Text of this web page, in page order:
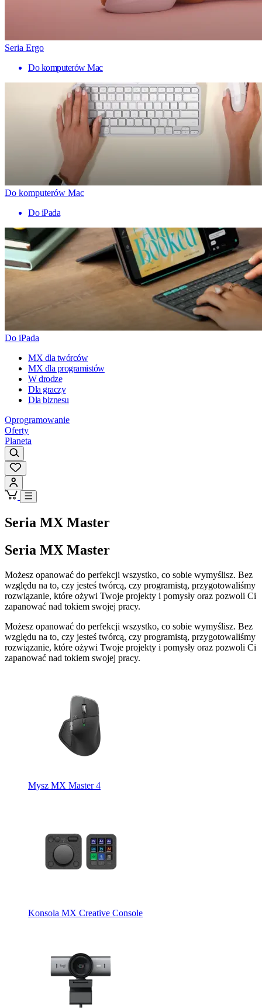
Seria Ergo
Do komputerów Mac
Do komputerów Mac
Do iPada
Do iPada
MX dla twórców
MX dla programistów
W drodze
Dla graczy
Dla biznesu
Oprogramowanie
Oferty
Planeta
Seria MX Master
Seria MX Master
Możesz opanować do perfekcji wszystko, co sobie wymyślisz. Bez
względu na to, czy jesteś twórcą, czy programistą, przygotowaliśmy
rozwiązanie, które ożywi Twoje projekty i pomysły oraz pozwoli Ci
zapanować nad tokiem swojej pracy.
Możesz opanować do perfekcji wszystko, co sobie wymyślisz. Bez
względu na to, czy jesteś twórcą, czy programistą, przygotowaliśmy
rozwiązanie, które ożywi Twoje projekty i pomysły oraz pozwoli Ci
zapanować nad tokiem swojej pracy.
Mysz MX Master 4
Konsola MX Creative Console